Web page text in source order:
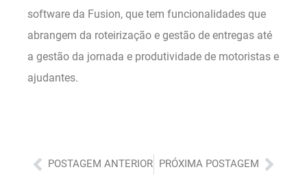
software da Fusion, que tem funcionalidades que
abrangem da roteirização e gestão de entregas até
a gestão da jornada e produtividade de motoristas e
ajudantes.
Anterior
POSTAGEM ANTERIOR PRÓXIMA POSTAGEM